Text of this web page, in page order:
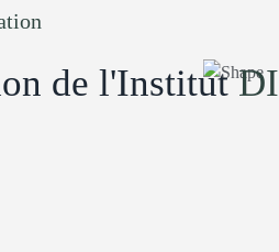
de l'InstitutDI